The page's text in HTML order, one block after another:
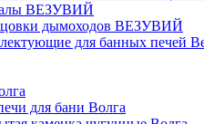
ВЕЗУВИЙ
дымоходов ВЕЗУВИЙ
для банных печей
для бани Волга